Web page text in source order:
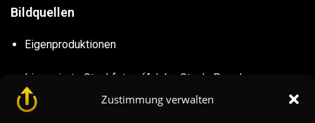
Zustimmung verwalten
Bildquellen
Eigenproduktionen
Lizenzierte Stockfotos (Adobe Stock, Pexels,
Unsplash)